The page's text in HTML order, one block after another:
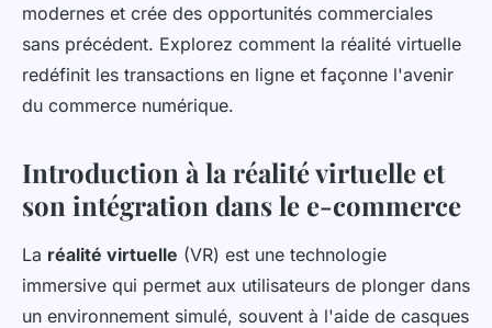
modernes et crée des opportunités commerciales
sans précédent. Explorez comment la réalité virtuelle
redéfinit les transactions en ligne et façonne l'avenir
du commerce numérique.
Introduction à la réalité virtuelle et
son intégration dans le e-commerce
La réalité virtuelle (VR) est une technologie
immersive qui permet aux utilisateurs de plonger dans
un environnement simulé, souvent à l'aide de casques